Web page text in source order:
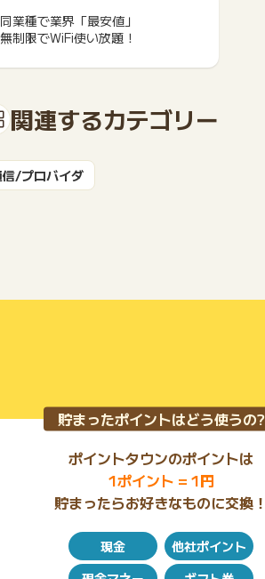
同業種で業界「最安値」
無制限でWiFi使い放題！
関連するカテゴリー
信/プロバイダ
貯まったポイントはどう使うの?
ポイントタウンのポイントは
1ポイント = 1円
貯まったらお好きなものに交換！
現金
他社ポイント